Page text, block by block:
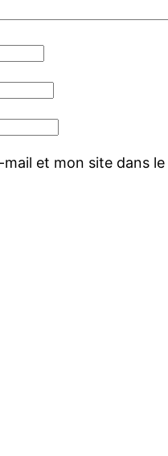
et mon site dans